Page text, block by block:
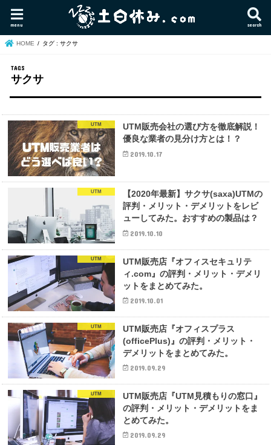
search
menu
HOME タグ : サクサ
サクサ
UTM
UTM販売会社の選び方を徹底解説！
優良な業者の見分け方とは！？
2019.10.17
UTM
【2020年最新】サクサ(saxa)UTMの
評判・メリット・デメリットをレビ
ューしてみた。おすすめの製品は？
2019.10.10
UTM
UTM販売店『オフィスセキュリテ
ィ.com』の評判・メリット・デメリ
ットをまとめてみた。
2019.10.01
UTM
UTM販売店『オフィスプラス
(officePlus)』の評判・メリット・
デメリットをまとめてみた。
2019.09.29
UTM
UTM販売店『UTM見積もりの窓口』
の評判・メリット・デメリットをま
とめてみた。
2019.09.29